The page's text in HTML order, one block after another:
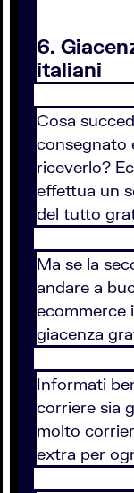
6.
italiani
Cosa
consegnato
riceverlo?
effettua un
del tutto
Ma se la
andare a
ecommerce
giacenza
Informati
corriere sia
molto
extra per